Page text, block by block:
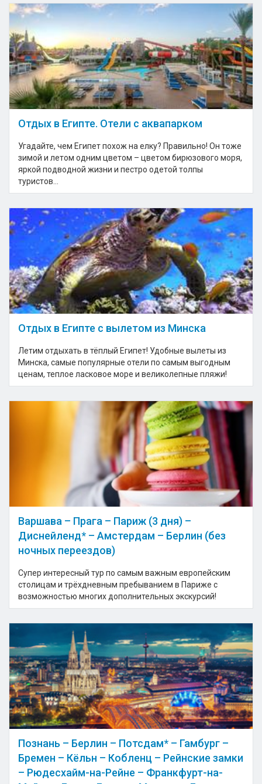
Отдых в Египте. Отели с аквапарком
Угадайте, чем Египет похож на елку? Правильно! Он тоже
зимой и летом одним цветом – цветом бирюзового моря,
яркой подводной жизни и пестро одетой толпы
туристов...
Отдых в Египте с вылетом из Минска
Летим отдыхать в тёплый Египет! Удобные вылеты из
Минска, самые популярные отели по самым выгодным
ценам, теплое ласковое море и великолепные пляжи!
Варшава – Прага – Париж (3 дня) –
Диснейленд* – Амстердам – Берлин (без
ночных переездов)
Супер интересный тур по самым важным европейским
столицам и трёхдневным пребыванием в Париже с
возможностью многих дополнительных экскурсий!
Познань – Берлин – Потсдам* – Гамбург –
Бремен – Кёльн – Кобленц – Рейнские замки
– Рюдесхайм-на-Рейне – Франкфурт-на-